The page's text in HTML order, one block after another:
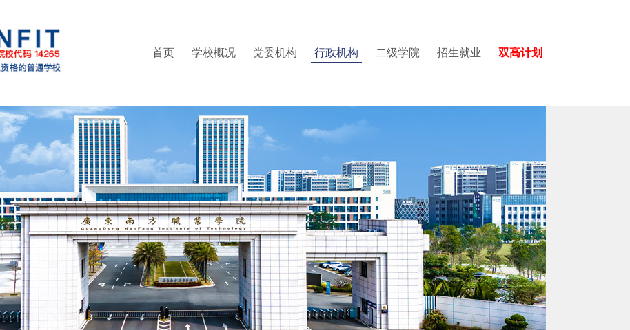
首页 学校概况 党委机构 行政机构 二级学院 招生就业 双高计划
精神 现任领导 联系方式 校园图集
传部（普法办公室） 纪委办公室 党委教师工作部
党委武装部 团委
校区管委会办公室 人事处（教师发展中心）
实训中心 培训中心 信息中心 科研处 招生就业办公室 招生培养改革办公室
财务处 后勤处 保卫处 书院管理中心 图书馆 国际学术交流中心
产教融合办公室（校企合作办公室） 继续教育学院 国际教育中心
集成电路学院 信息学院 财经学院
创新创业学院 体育部
就业指导中心 创新精英班 国际教育中心